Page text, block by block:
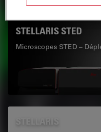
STELLARIS STED
Microscopes STED –
STELLARIS